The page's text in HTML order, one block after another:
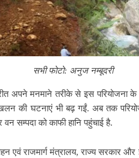
सभी फोटो: अनुज नम्बूदरी
अपने मनमाने तरीके से इस
की घटनाएं भी बढ़ गईं. अब तक
सम्पदा को काफी हानि पहुंचाई है.
एवं राजमार्ग मंत्रालय, राज्य सरकारऔर